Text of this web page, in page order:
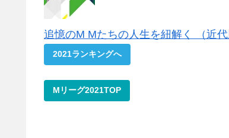
追憶のM Mたちの人生を紐解く （近
2021ランキングへ
Mリーグ2021TOP